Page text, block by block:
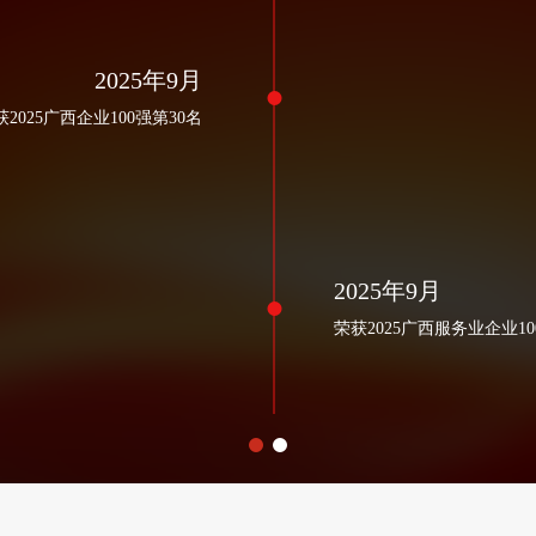
2025年9月
2025广西企业100强第30名
2025年9月
荣获2025广西服务业企业